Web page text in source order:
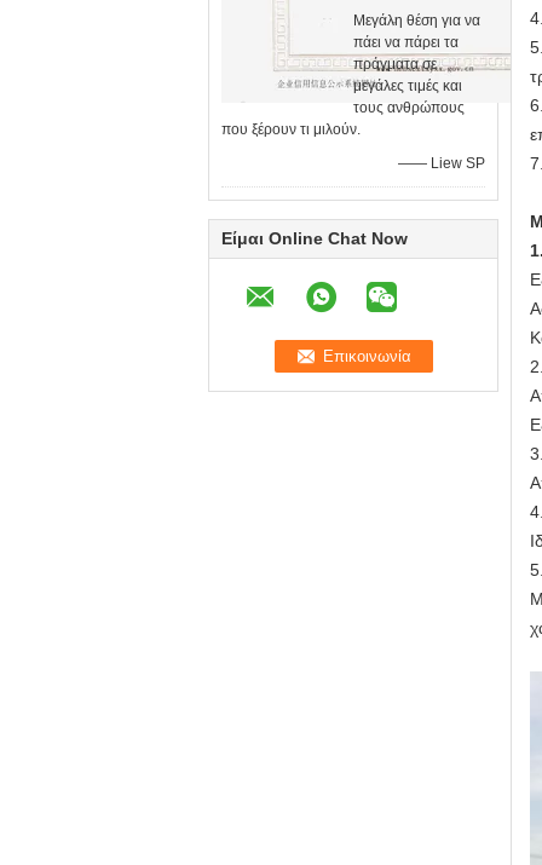
Μεγάλη θέση για να
πάει να πάρει τα
πράγματα σε
μεγάλες τιμές και
τους ανθρώπους
που ξέρουν τι μιλούν.
—— Liew SP
Είμαι Online Chat Now